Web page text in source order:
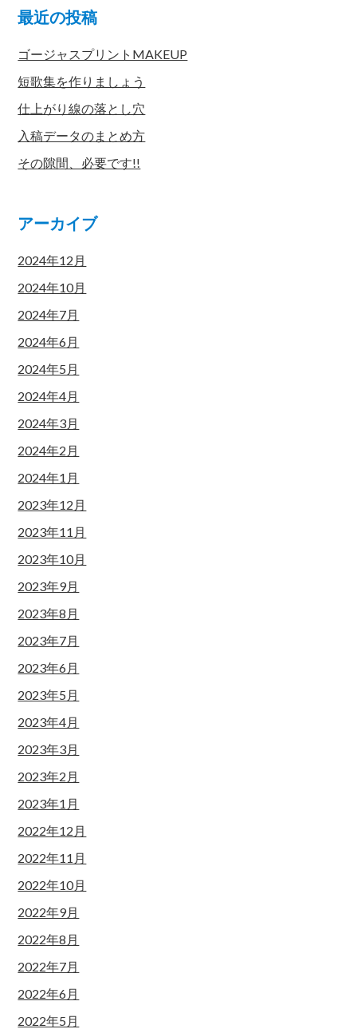
最近の投稿
ゴージャスプリントMAKEUP
短歌集を作りましょう
仕上がり線の落とし穴
入稿データのまとめ方
その隙間、必要です!!
アーカイブ
2024年12月
2024年10月
2024年7月
2024年6月
2024年5月
2024年4月
2024年3月
2024年2月
2024年1月
2023年12月
2023年11月
2023年10月
2023年9月
2023年8月
2023年7月
2023年6月
2023年5月
2023年4月
2023年3月
2023年2月
2023年1月
2022年12月
2022年11月
2022年10月
2022年9月
2022年8月
2022年7月
2022年6月
2022年5月